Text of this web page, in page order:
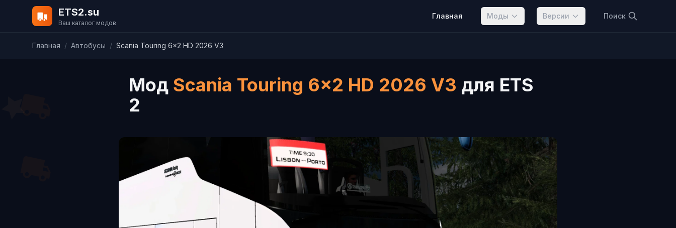
ETS2.su
Ваш каталог модов
Главная Моды Версии Поиск
Главная / Автобусы / Scania Touring 6x2 HD 2026 V3
Мод Scania Touring 6x2 HD 2026 V3 для ETS
2